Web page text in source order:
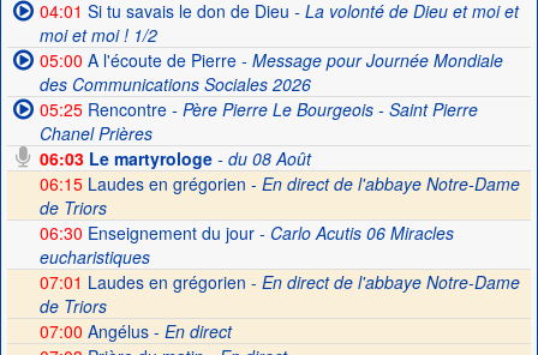
04:01 Si tu savais le don de Dieu - La volonté de Dieu et moi et
moi et moi ! 1/2
05:00 A l'écoute de Pierre- Message pour Journée Mondiale
des Communications Sociales 2026
05:25Rencontre- Père Pierre Le Bourgeois - Saint Pierre
Chanel Prières
06:03Le martyrologe- du 08 Août
06:15Laudes en grégorien - En direct de l'abbaye Notre-Dame
de Triors
06:30 Enseignement du jour- Carlo Acutis 06 Miracles
eucharistiques
07:01 Laudes en grégorien - En direct de l'abbaye Notre-Dame
de Triors
07:00 Angélus - En direct